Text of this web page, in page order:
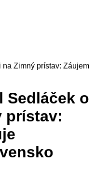
Zimný prístav: Záujem
Sedláček o
prístav: